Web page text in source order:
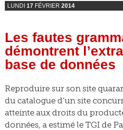
LUNDI 17 FÉVRIER 2014
Les fautes
démontrent
base de données
Reproduire sur son site
du catalogue d’un site
atteinte aux droits du
données, a estimé le TGI de